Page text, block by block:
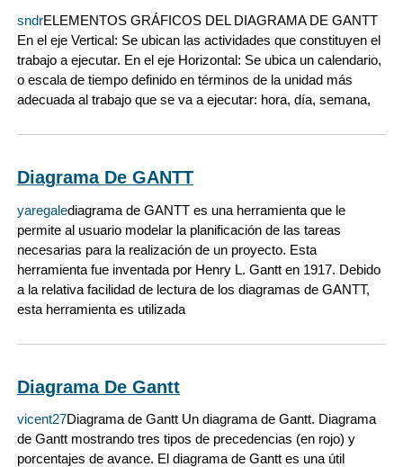
sndrELEMENTOS GRÁFICOS DEL DIAGRAMA DE GANTT
En el eje Vertical: Se ubican las actividades que constituyen el
trabajo a ejecutar. En el eje Horizontal: Se ubica un calendario,
o escala de tiempo definido en términos de la unidad más
adecuada al trabajo que se va a ejecutar: hora, día, semana,
Diagrama De GANTT
yaregalediagrama de GANTT es una herramienta que le
permite al usuario modelar la planificación de las tareas
necesarias para la realización de un proyecto. Esta
herramienta fue inventada por Henry L. Gantt en 1917. Debido
a la relativa facilidad de lectura de los diagramas de GANTT,
esta herramienta es utilizada
Diagrama De Gantt
vicent27Diagrama de Gantt Un diagrama de Gantt. Diagrama
de Gantt mostrando tres tipos de precedencias (en rojo) y
porcentajes de avance. El diagrama de Gantt es una útil